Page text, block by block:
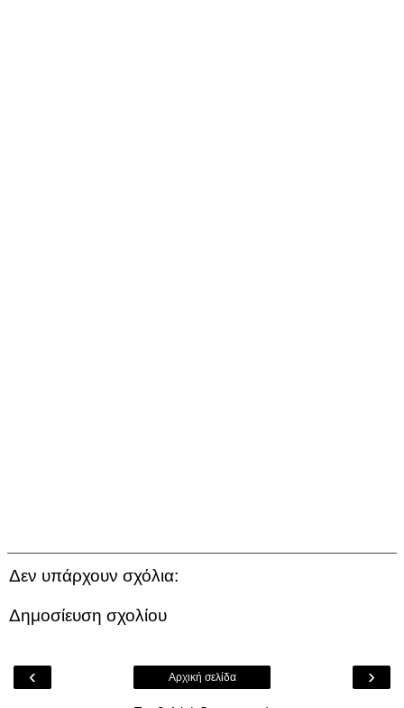
Δεν υπάρχουν σχόλια:
Δημοσίευση σχολίου
‹ ›
Αρχική σελίδα